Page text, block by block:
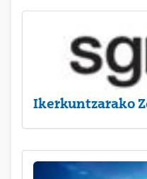
Ikerkuntzarako